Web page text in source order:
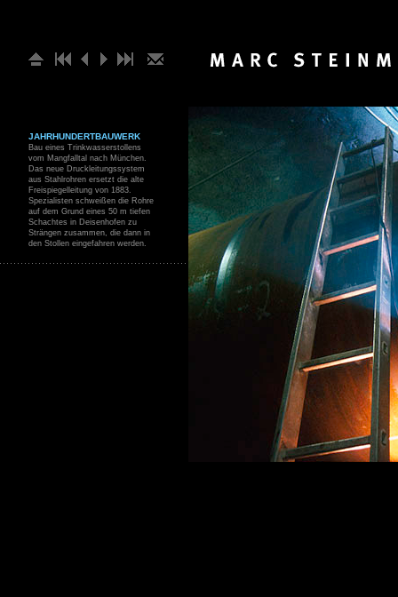
JAHRHUNDERTBAUWERK
Bau eines Trinkwasserstollens
vom Mangfalltal nach München.
Das neue Druckleitungssystem
aus Stahlrohren ersetzt die alte
Freispiegelleitung von 1883.
Spezialisten schweißen die Rohre
auf dem Grund eines 50 m tiefen
Schachtes in Deisenhofen zu
Strängen zusammen, die dann in
den Stollen eingefahren werden.